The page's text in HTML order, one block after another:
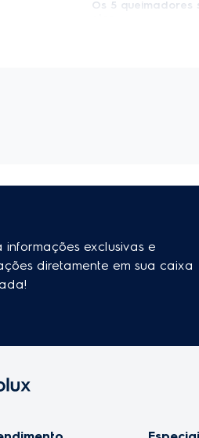
Os 5
Os botões
,
informações exclusivas e
diretamente em sua caixa